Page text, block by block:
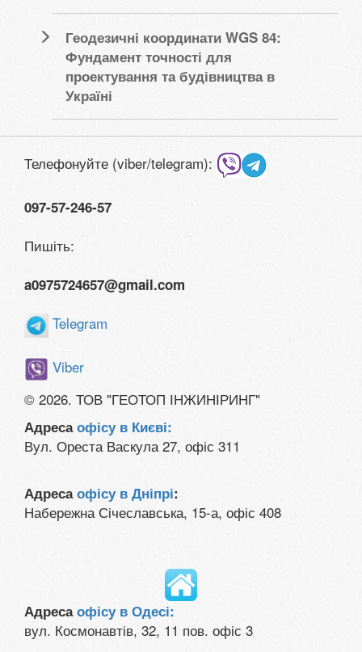
Геодезичні координати WGS 84:
Фундамент точності для
проектування та будівництва в
Україні
Телефонуйте (viber/telegram):
097-57-246-57
Пишіть:
a0975724657@gmail.com
Telegram
Viber
© 2026. ТОВ "ГЕОТОП ІНЖИНІРИНГ"
Адресаофісу в Києві:
Вул. Ореста Васкула 27, офіс 311
Адресаофісу в Дніпрі:
Набережна Січеславська, 15-а, офіс 408
Адресаофісу в Одесі:
вул. Космонавтів, 32, 11 пов. офіс 3